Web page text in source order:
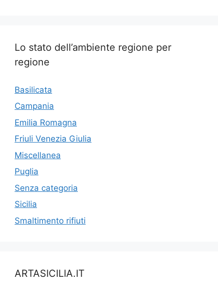
Lo stato dell’ambiente regione per
regione
Basilicata
Campania
Emilia Romagna
Friuli Venezia Giulia
Miscellanea
Puglia
Senza categoria
Sicilia
Smaltimento rifiuti
ARTASICILIA.IT